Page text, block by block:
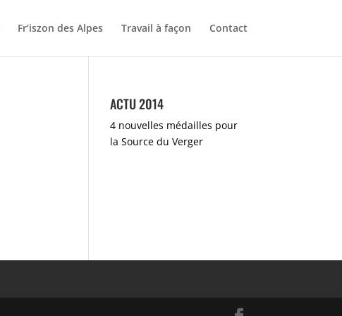
Fr’iszon des Alpes Travail à façon Contact
ACTU 2014
4 nouvelles médailles pour
la Source du Verger